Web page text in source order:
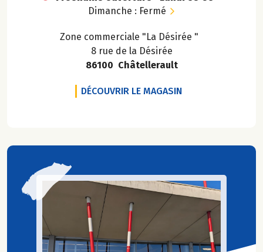
Dimanche : Fermé
Zone commerciale "La Désirée "
8 rue de la Désirée
86100 Châtellerault
DÉCOUVRIR LE MAGASINLE POIS TOUT